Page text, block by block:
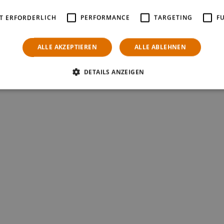
bringen können. Schreiben Sie uns einfach oder rufen Sie uns an!
ERFORDERLICH PERFORMANCE TARGETING
ALLE AKZEPTIEREN ALLE ABLEHNEN
DETAILS ANZEIGEN